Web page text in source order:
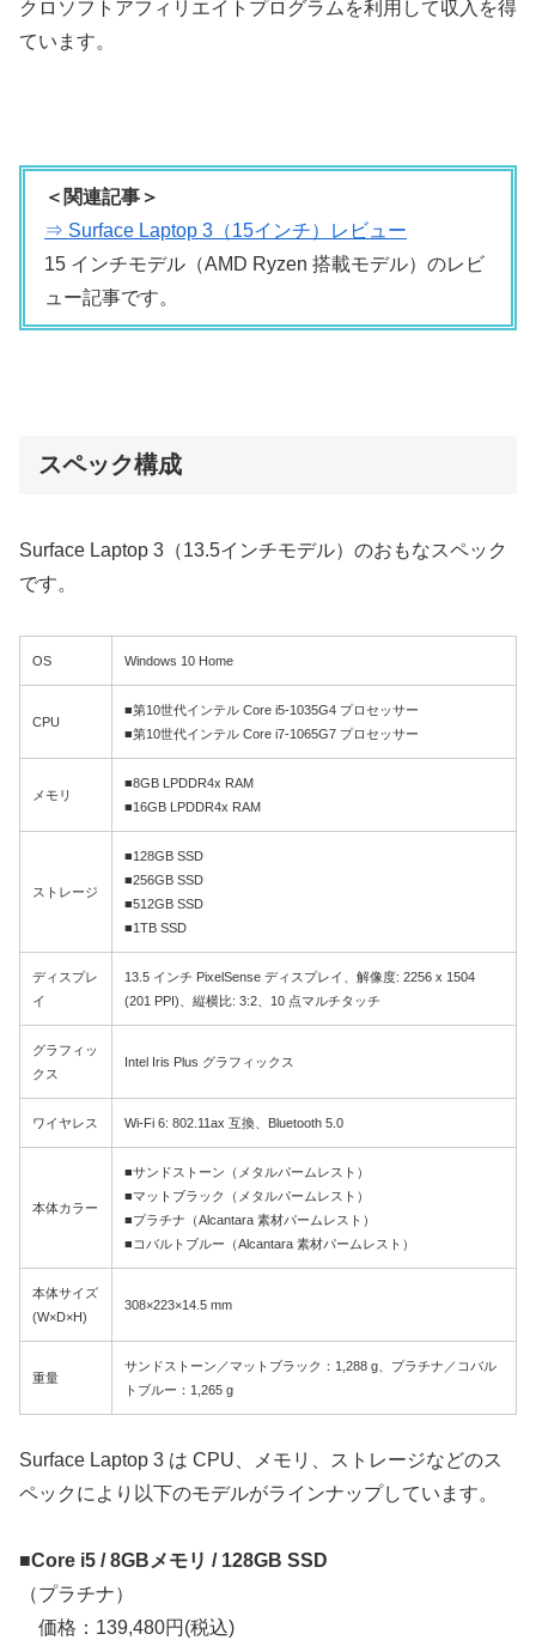
クロソフトアフィリエイトプログラムを利用して収入を得
ています。
＜関連記事＞
⇒ Surface Laptop 3（15インチ）レビュー
15 インチモデル（AMD Ryzen 搭載モデル）のレビ
ュー記事です。
スペック構成
Surface Laptop 3（13.5インチモデル）のおもなスペック
です。
OS Windows 10 Home
CPU
■第10世代インテル Core i5-1035G4 プロセッサー
■第10世代インテル Core i7-1065G7 プロセッサー
メモリ
■8GB LPDDR4x RAM
■16GB LPDDR4x RAM
ストレージ
■128GB SSD
■256GB SSD
■512GB SSD
■1TB SSD
ディスプレ
イ
13.5 インチ PixelSense ディスプレイ、解像度: 2256 x 1504
(201 PPI)、縦横比: 3:2、10 点マルチタッチ
グラフィッ
クス
Intel Iris Plus グラフィックス
ワイヤレス Wi-Fi 6: 802.11ax 互換、Bluetooth 5.0
本体カラー
■サンドストーン（メタルパームレスト）
■マットブラック（メタルパームレスト）
■プラチナ（Alcantara 素材パームレスト）
■コバルトブルー（Alcantara 素材パームレスト）
本体サイズ
(W×D×H)
308×223×14.5 mm
重量
サンドストーン／マットブラック：1,288 g、プラチナ／コバル
トブルー：1,265 g
Surface Laptop 3 は CPU、メモリ、ストレージなどのス
ペックにより以下のモデルがラインナップしています。
■Core i5 / 8GBメモリ / 128GB SSD
（プラチナ）
価格：139,480円(税込)